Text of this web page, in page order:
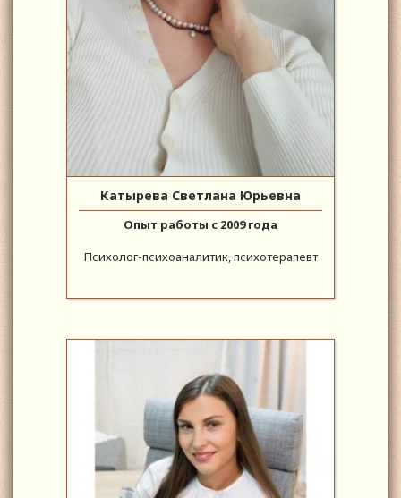
Катырева Светлана Юрьевна
Опыт работы с 2009 года
Психолог-психоаналитик, психотерапевт